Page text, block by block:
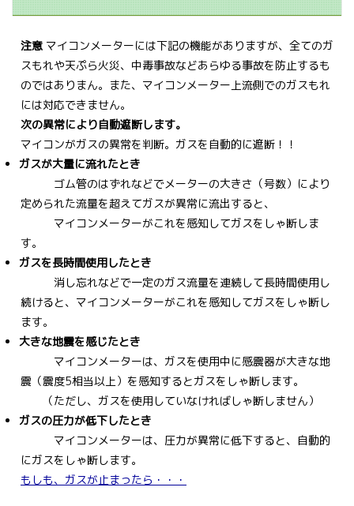
注意 マイコンメーターには下記の機能がありますが、全てのガ
スもれや天ぷら火災、中毒事故などあらゆる事故を防止するも
のではありまん。また、マイコンメーター上流側でのガスもれ
には対応できません。
次の異常により自動遮断します。
マイコンがガスの異常を判断。ガスを自動的に遮断！！
ガスが大量に流れたとき
ゴム管のはずれなどでメーターの大きさ（号数）により
定められた流量を超えてガスが異常に流出すると、
マイコンメーターがこれを感知してガスをしゃ断しま
す。
ガスを長時間使用したとき
消し忘れなどで一定のガス流量を連続して長時間使用し
続けると、マイコンメーターがこれを感知してガスをしゃ断し
ます。
大きな地震を感じたとき
マイコンメーターは、ガスを使用中に感震器が大きな地
震（震度5相当以上）を感知するとガスをしゃ断します。
（ただし、ガスを使用していなければしゃ断しません）
ガスの圧力が低下したとき
マイコンメーターは、圧力が異常に低下すると、自動的
にガスをしゃ断します。
もしも、ガスが止まったら・・・